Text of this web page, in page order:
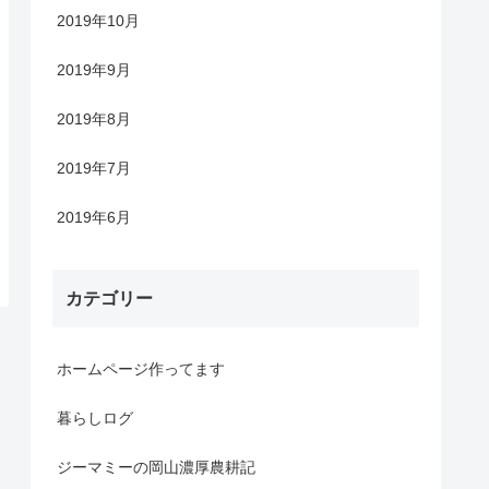
2019年10月
2019年9月
2019年8月
2019年7月
2019年6月
カテゴリー
ホームページ作ってます
暮らしログ
ジーマミーの岡山濃厚農耕記